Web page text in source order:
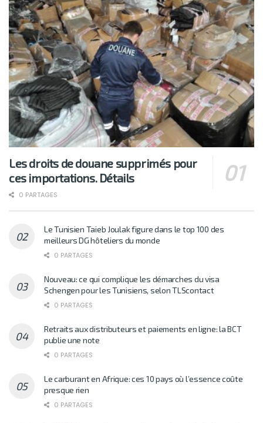
Les droits de douane supprimés pour
ces importations. Détails
0 PARTAGES
Le Tunisien Taieb Joulak figure dans le top 100 des
meilleurs DG hôteliers du monde
0 PARTAGES
Nouveau: ce qui complique les démarches du visa
Schengen pour les Tunisiens, selon TLScontact
0 PARTAGES
Retraits aux distributeurs et paiements en ligne: la BCT
publie une note
0 PARTAGES
Le carburant en Afrique: ces 10 pays où l’essence coûte
presque rien
0 PARTAGES